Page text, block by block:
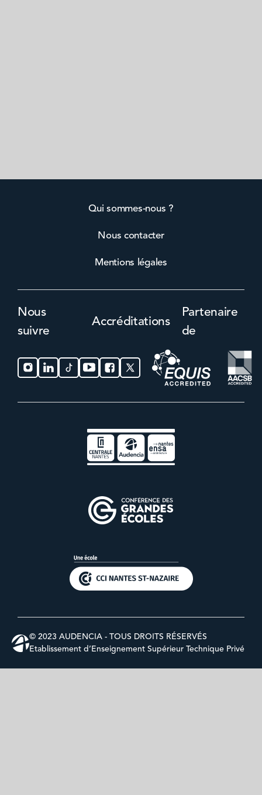
Qui sommes-nous ?
Nous contacter
Mentions légales
Nous
suivre
Accréditations
Partenaire
de
© 2023 AUDENCIA - TOUS DROITS RÉSERVÉS
Etablissement d’Enseignement Supérieur Technique Privé